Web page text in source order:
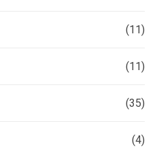
(11)
(11)
(35)
(4)